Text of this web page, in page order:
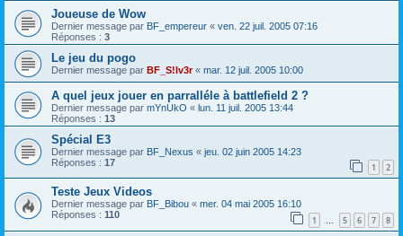
Joueuse de Wow
Dernier message par BF_empereur « ven. 22 juil. 2005 07:16
Réponses : 3
Le jeu du pogo
Dernier message par BF_S!lv3r« mar. 12 juil. 2005 10:00
A quel jeux jouer en parralléle à battlefield 2 ?
Dernier message par mYnUkO « lun. 11 juil. 2005 13:44
Réponses : 13
Spécial E3
Dernier message par BF_Nexus « jeu. 02 juin 2005 14:23
Réponses : 17 1 2
Teste Jeux Videos
Dernier message par BF_Bibou « mer. 04 mai 2005 16:10
Réponses : 110 1 … 5 6 7 8